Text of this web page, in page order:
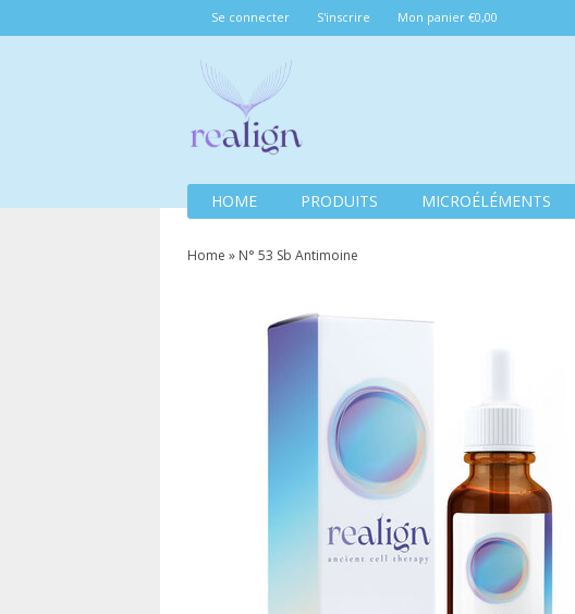
Se connecter S'inscrire Mon panier €0,00
HOME PRODUITS MICROÉLÉMENTS
Home » N° 53 Sb Antimoine